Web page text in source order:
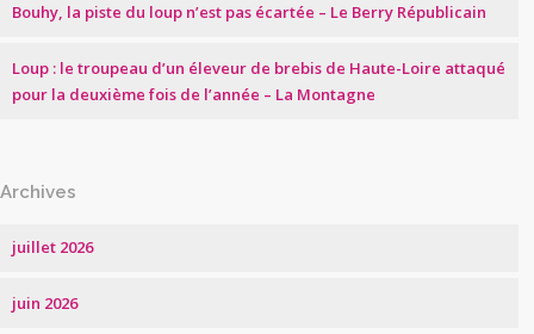
Bouhy, la piste du loup n’est pas écartée – Le Berry Républicain
Loup : le troupeau d’un éleveur de brebis de Haute-Loire attaqué
pour la deuxième fois de l’année – La Montagne
Archives
juillet 2026
juin 2026